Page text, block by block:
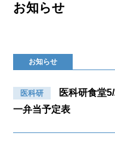
お知らせ
お知らせ
医科研
医科研食堂
一弁当予定表